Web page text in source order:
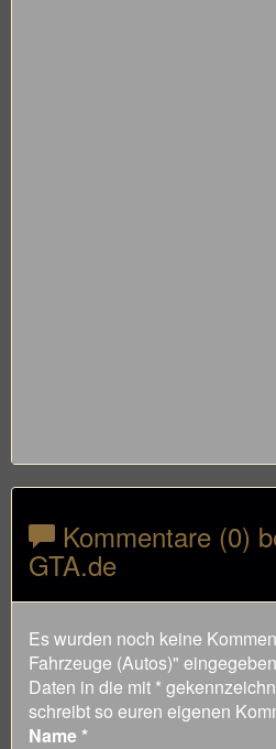
Kommentare (0)
GTA.de
Es wurden noch keine
Fahrzeuge (Autos)"
Daten in die mit *
schreibt so euren eigenen
Name *